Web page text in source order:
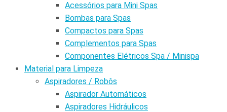
Acessórios para Mini Spas
Bombas para Spas
Compactos para Spas
Complementos para Spas
Componentes Elétricos Spa / Minispa
Material para Limpeza
Aspiradores / Robôs
Aspirador Automáticos
Aspiradores Hidráulicos